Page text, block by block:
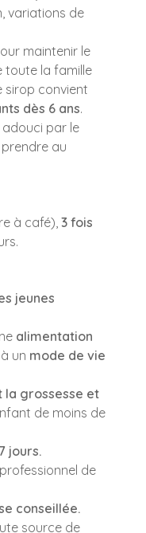
variations de
maintenir le
toute la famille
sirop convient
dès 6 ans.
par le
au
à café), 3 fois
jeunes
alimentation
un mode de vie
la grossesse et
de moins de
jours.
de
conseillée.
source de